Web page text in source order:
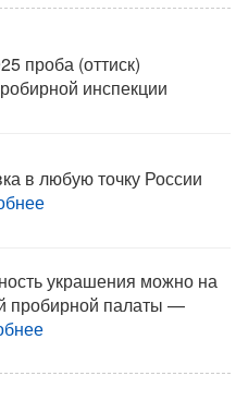
проба (оттиск)
инспекции
в любую точку России
украшения можно на
пробирной палаты —